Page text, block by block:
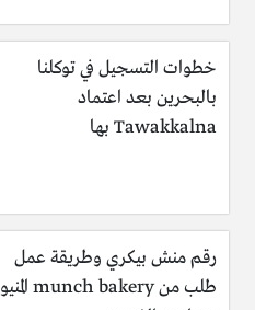
خطوات التسجيل في توكلنا
بالبحرين بعد اعتماد
Tawakkalna بها
رقم منش بيكري وطريقة عمل
طلب من munch bakery المنيو